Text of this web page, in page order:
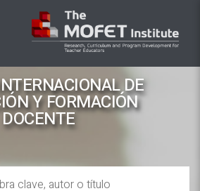
DE
Y FORMACIÓN
DOCENTE